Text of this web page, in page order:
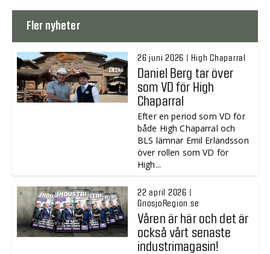
Fler nyheter
26 juni 2026 | High Chaparral
Daniel Berg tar över
som VD för High
Chaparral
Efter en period som VD för
både High Chaparral och
BLS lämnar Emil Erlandsson
över rollen som VD för
High...
22 april 2026 |
GnosjoRegion.se
Våren är här och det är
också vårt senaste
industrimagasin!